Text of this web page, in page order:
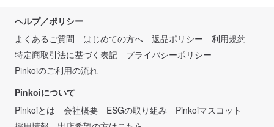
ヘルプ／ポリシー
よくあるご質問
はじめての方へ 返品ポリシー
利用規約
特定商取引法に基づく表記
プライバシーポリシー
Pinkoiのご利用の流れ
Pinkoiについて
Pinkoiとは
会社概要 ESGの取り組み
Pinkoiマスコット